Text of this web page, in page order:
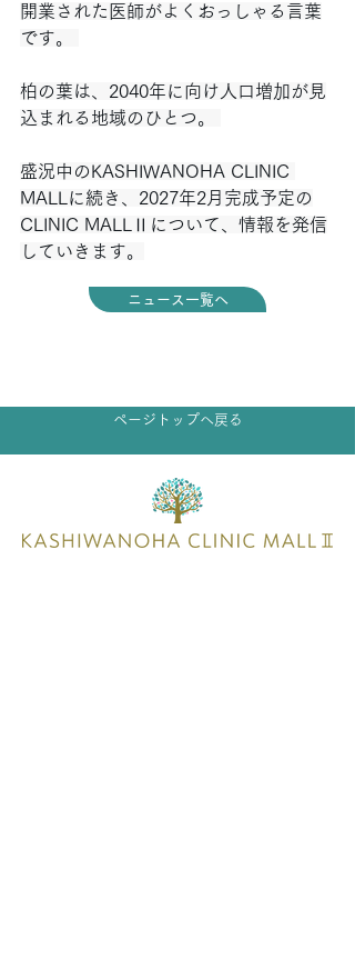
開業された医師がよくおっしゃる言葉
です。
柏の葉は、2040年に向け人口増加が見
込まれる地域のひとつ。
盛況中のKASHIWANOHA CLINIC
MALLに続き、2027年2月完成予定の
CLINIC MALLⅡについて、情報を発信
していきます。
ニュース一覧へ
ページトップへ戻る